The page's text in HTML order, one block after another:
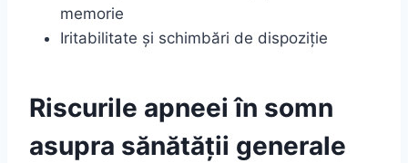
memorie
Iritabilitate și schimbări de dispoziție
Riscurile apneei în somn
asupra sănătății generale